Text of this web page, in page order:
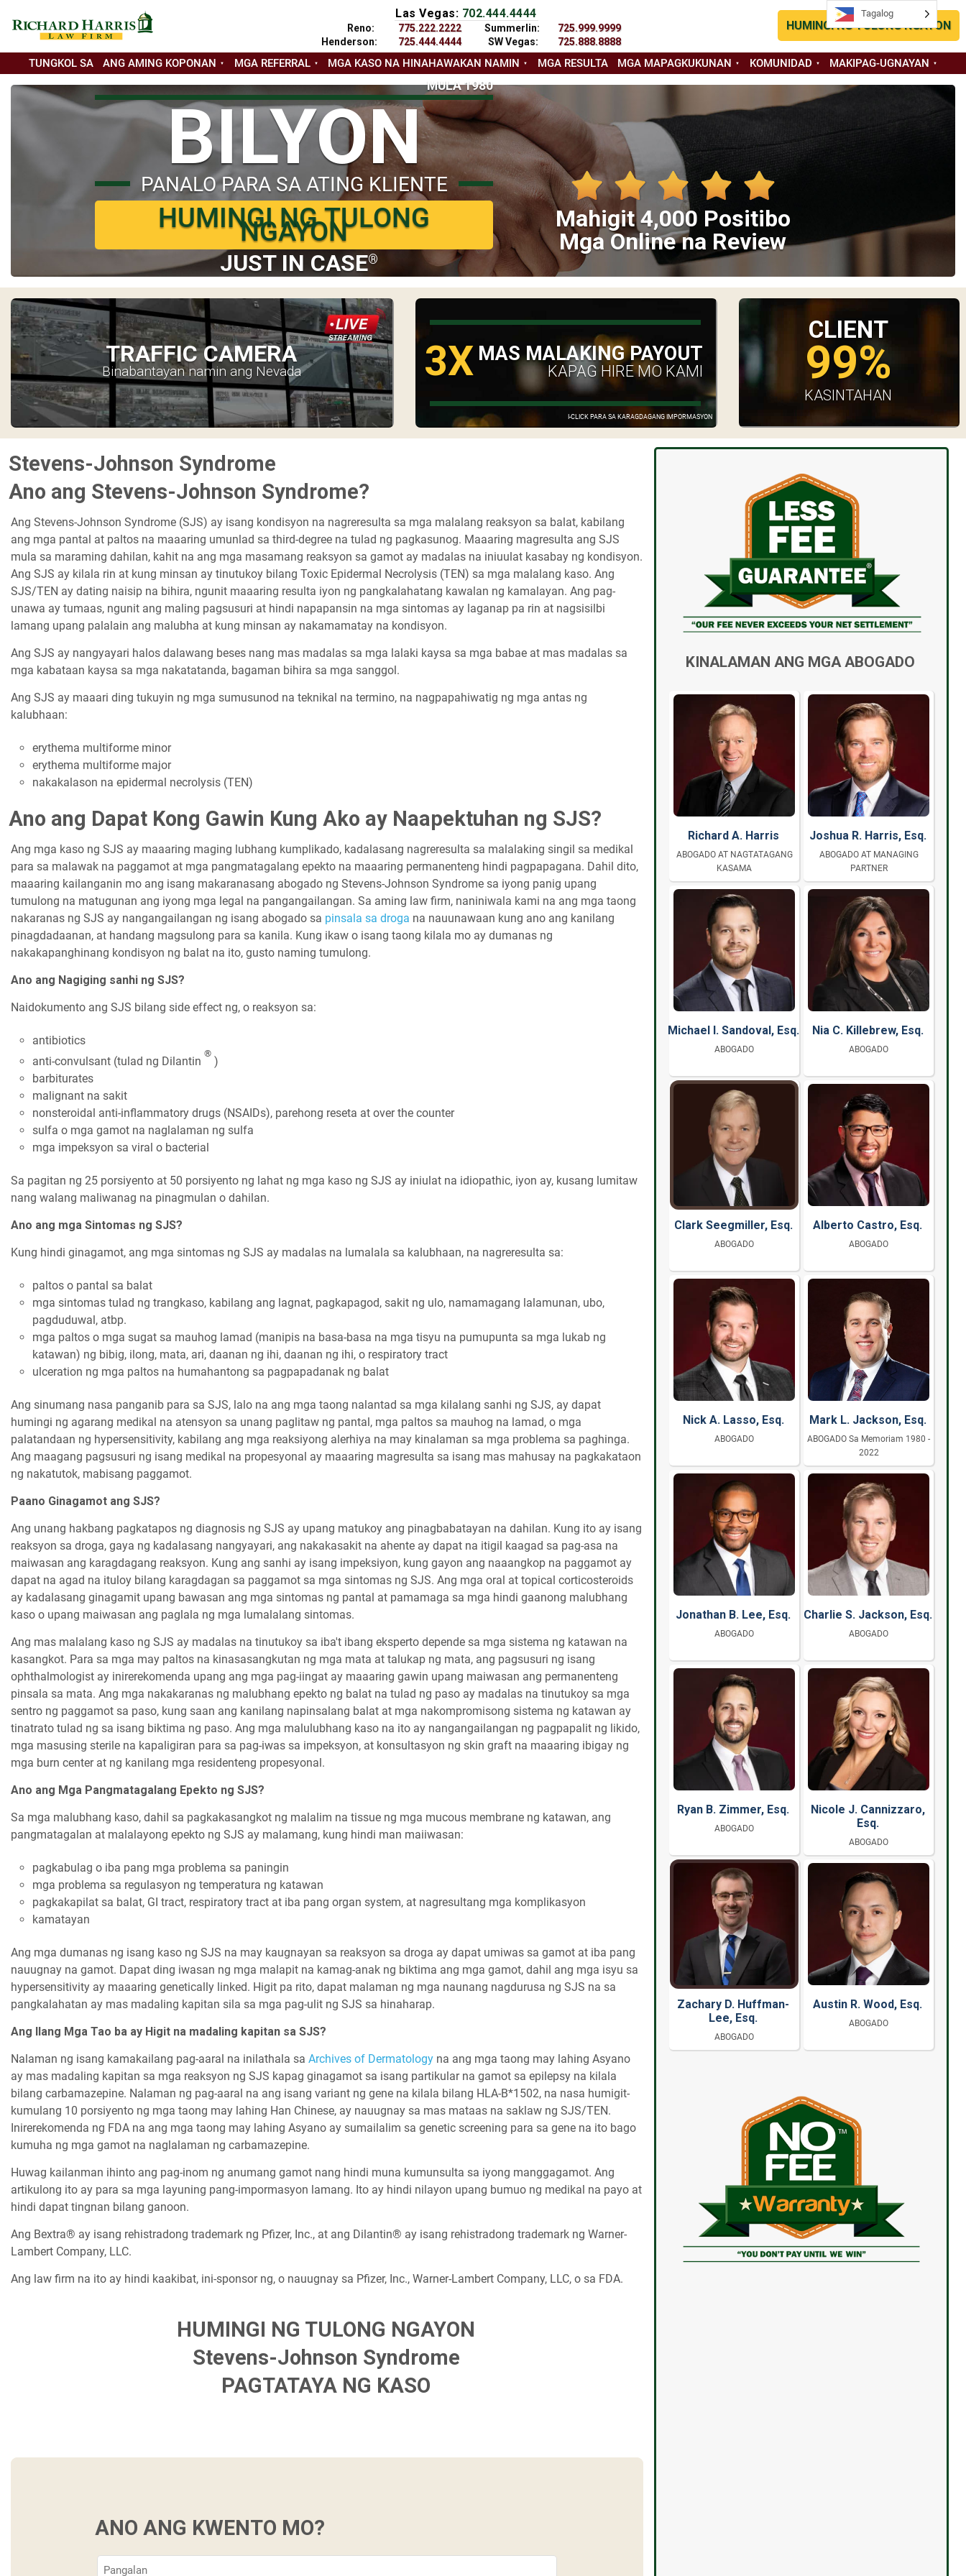
Las Vegas: 702.444.4444
Reno:
775.222.2222
Henderson:
725.444.4444
Summerlin:
725.999.9999
SW Vegas:
725.888.8888
HUMINGI NG TULONG NGAYON
TUNGKOL SA ANG AMING KOPONAN MGA REFERRAL MGA KASO NA HINAHAWAKAN NAMIN MGA RESULTA MGA MAPAGKUKUNAN KOMUNIDAD MAKIPAG-UGNAYAN
MULA 1980
BILYON
PANALO PARA SA ATING KLIENTE
HUMINGI NG TULONG
NGAYON
JUST IN CASE®
Mahigit 4,000 Positibo
Mga Online na Review
TRAFFIC CAMERA
Binabantayan namin ang Nevada
I-CLICK PARA SA KARAGDAGANG IMPORMASYON
3X MAS MALAKING PAYOUT
KAPAG HIRE MO KAMI
CLIENT
99%
KASINTAHAN
Stevens-Johnson Syndrome
Ano ang Stevens-Johnson Syndrome?
Ang Stevens-Johnson Syndrome (SJS) ay isang kondisyon na nagreresulta sa mga malalang reaksyon sa balat, kabilang
ang mga pantal at paltos na maaaring umunlad sa third-degree na tulad ng pagkasunog. Maaaring magresulta ang SJS
mula sa maraming dahilan, kahit na ang mga masamang reaksyon sa gamot ay madalas na iniuulat kasabay ng kondisyon.
Ang SJS ay kilala rin at kung minsan ay tinutukoy bilang Toxic Epidermal Necrolysis (TEN) sa mga malalang kaso. Ang
SJS/TEN ay dating naisip na bihira, ngunit maaaring resulta iyon ng pangkalahatang kawalan ng kamalayan. Ang pag-
unawa ay tumaas, ngunit ang maling pagsusuri at hindi napapansin na mga sintomas ay laganap pa rin at nagsisilbi
lamang upang palalain ang malubha at kung minsan ay nakamamatay na kondisyon.
Ang SJS ay nangyayari halos dalawang beses nang mas madalas sa mga lalaki kaysa sa mga babae at mas madalas sa
mga kabataan kaysa sa mga nakatatanda, bagaman bihira sa mga sanggol.
Ang SJS ay maaari ding tukuyin ng mga sumusunod na teknikal na termino, na nagpapahiwatig ng mga antas ng
kalubhaan:
erythema multiforme minor
erythema multiforme major
nakakalason na epidermal necrolysis (TEN)
Ano ang Dapat Kong Gawin Kung Ako ay Naapektuhan ng SJS?
Ang mga kaso ng SJS ay maaaring maging lubhang kumplikado, kadalasang nagreresulta sa malalaking singil sa medikal
para sa malawak na paggamot at mga pangmatagalang epekto na maaaring permanenteng hindi pagpapagana. Dahil dito,
maaaring kailanganin mo ang isang makaranasang abogado ng Stevens-Johnson Syndrome sa iyong panig upang
tumulong na matugunan ang iyong mga legal na pangangailangan. Sa aming law firm, naniniwala kami na ang mga taong
nakaranas ng SJS ay nangangailangan ng isang abogado sa pinsala sa droga na nauunawaan kung ano ang kanilang
pinagdadaanan, at handang magsulong para sa kanila. Kung ikaw o isang taong kilala mo ay dumanas ng
nakakapanghinang kondisyon ng balat na ito, gusto naming tumulong.
Ano ang Nagiging sanhi ng SJS?
Naidokumento ang SJS bilang side effect ng, o reaksyon sa:
antibiotics
anti-convulsant (tulad ng Dilantin
®
)
barbiturates
malignant na sakit
nonsteroidal anti-inflammatory drugs (NSAIDs), parehong reseta at over the counter
sulfa o mga gamot na naglalaman ng sulfa
mga impeksyon sa viral o bacterial
Sa pagitan ng 25 porsiyento at 50 porsiyento ng lahat ng mga kaso ng SJS ay iniulat na idiopathic, iyon ay, kusang lumitaw
nang walang maliwanag na pinagmulan o dahilan.
Ano ang mga Sintomas ng SJS?
Kung hindi ginagamot, ang mga sintomas ng SJS ay madalas na lumalala sa kalubhaan, na nagreresulta sa:
paltos o pantal sa balat
mga sintomas tulad ng trangkaso, kabilang ang lagnat, pagkapagod, sakit ng ulo, namamagang lalamunan, ubo,
pagduduwal, atbp.
mga paltos o mga sugat sa mauhog lamad (manipis na basa-basa na mga tisyu na pumupunta sa mga lukab ng
katawan) ng bibig, ilong, mata, ari, daanan ng ihi, daanan ng ihi, o respiratory tract
ulceration ng mga paltos na humahantong sa pagpapadanak ng balat
Ang sinumang nasa panganib para sa SJS, lalo na ang mga taong nalantad sa mga kilalang sanhi ng SJS, ay dapat
humingi ng agarang medikal na atensyon sa unang paglitaw ng pantal, mga paltos sa mauhog na lamad, o mga
palatandaan ng hypersensitivity, kabilang ang mga reaksiyong alerhiya na may kinalaman sa mga problema sa paghinga.
Ang maagang pagsusuri ng isang medikal na propesyonal ay maaaring magresulta sa isang mas mahusay na pagkakataon
ng nakatutok, mabisang paggamot.
Paano Ginagamot ang SJS?
Ang unang hakbang pagkatapos ng diagnosis ng SJS ay upang matukoy ang pinagbabatayan na dahilan. Kung ito ay isang
reaksyon sa droga, gaya ng kadalasang nangyayari, ang nakakasakit na ahente ay dapat na itigil kaagad sa pag-asa na
maiwasan ang karagdagang reaksyon. Kung ang sanhi ay isang impeksiyon, kung gayon ang naaangkop na paggamot ay
dapat na agad na ituloy bilang karagdagan sa paggamot sa mga sintomas ng SJS. Ang mga oral at topical corticosteroids
ay kadalasang ginagamit upang bawasan ang mga sintomas ng pantal at pamamaga sa mga hindi gaanong malubhang
kaso o upang maiwasan ang paglala ng mga lumalalang sintomas.
Ang mas malalang kaso ng SJS ay madalas na tinutukoy sa iba't ibang eksperto depende sa mga sistema ng katawan na
kasangkot. Para sa mga may paltos na kinasasangkutan ng mga mata at talukap ng mata, ang pagsusuri ng isang
ophthalmologist ay inirerekomenda upang ang mga pag-iingat ay maaaring gawin upang maiwasan ang permanenteng
pinsala sa mata. Ang mga nakakaranas ng malubhang epekto ng balat na tulad ng paso ay madalas na tinutukoy sa mga
sentro ng paggamot sa paso, kung saan ang kanilang napinsalang balat at mga nakompromisong sistema ng katawan ay
tinatrato tulad ng sa isang biktima ng paso. Ang mga malulubhang kaso na ito ay nangangailangan ng pagpapalit ng likido,
mga masusing sterile na kapaligiran para sa pag-iwas sa impeksyon, at konsultasyon ng skin graft na maaaring ibigay ng
mga burn center at ng kanilang mga residenteng propesyonal.
Ano ang Mga Pangmatagalang Epekto ng SJS?
Sa mga malubhang kaso, dahil sa pagkakasangkot ng malalim na tissue ng mga mucous membrane ng katawan, ang
pangmatagalan at malalayong epekto ng SJS ay malamang, kung hindi man maiiwasan:
pagkabulag o iba pang mga problema sa paningin
mga problema sa regulasyon ng temperatura ng katawan
pagkakapilat sa balat, GI tract, respiratory tract at iba pang organ system, at nagresultang mga komplikasyon
kamatayan
Ang mga dumanas ng isang kaso ng SJS na may kaugnayan sa reaksyon sa droga ay dapat umiwas sa gamot at iba pang
nauugnay na gamot. Dapat ding iwasan ng mga malapit na kamag-anak ng biktima ang mga gamot, dahil ang mga isyu sa
hypersensitivity ay maaaring genetically linked. Higit pa rito, dapat malaman ng mga naunang nagdurusa ng SJS na sa
pangkalahatan ay mas madaling kapitan sila sa mga pag-ulit ng SJS sa hinaharap.
Ang Ilang Mga Tao ba ay Higit na madaling kapitan sa SJS?
Nalaman ng isang kamakailang pag-aaral na inilathala sa Archives of Dermatology na ang mga taong may lahing Asyano
ay mas madaling kapitan sa mga reaksyon ng SJS kapag ginagamot sa isang partikular na gamot sa epilepsy na kilala
bilang carbamazepine. Nalaman ng pag-aaral na ang isang variant ng gene na kilala bilang HLA-B*1502, na nasa humigit-
kumulang 10 porsiyento ng mga taong may lahing Han Chinese, ay nauugnay sa mas mataas na saklaw ng SJS/TEN.
Inirerekomenda ng FDA na ang mga taong may lahing Asyano ay sumailalim sa genetic screening para sa gene na ito bago
kumuha ng mga gamot na naglalaman ng carbamazepine.
Huwag kailanman ihinto ang pag-inom ng anumang gamot nang hindi muna kumunsulta sa iyong manggagamot. Ang
artikulong ito ay para sa mga layuning pang-impormasyon lamang. Ito ay hindi nilayon upang bumuo ng medikal na payo at
hindi dapat tingnan bilang ganoon.
Ang Bextra® ay isang rehistradong trademark ng Pfizer, Inc., at ang Dilantin® ay isang rehistradong trademark ng Warner-
Lambert Company, LLC.
Ang law firm na ito ay hindi kaakibat, ini-sponsor ng, o nauugnay sa Pfizer, Inc., Warner-Lambert Company, LLC, o sa FDA.
HUMINGI NG TULONG NGAYON
Stevens-Johnson Syndrome
PAGTATAYA NG KASO
ANO ANG KWENTO MO?
Pangalan
KINALAMAN ANG MGA ABOGADO
Richard A. Harris
ABOGADO AT NAGTATAGANG
KASAMA
Joshua R. Harris, Esq.
ABOGADO AT MANAGING
PARTNER
Michael I. Sandoval, Esq.
ABOGADO
Nia C. Killebrew, Esq.
ABOGADO
Clark Seegmiller, Esq.
ABOGADO
Alberto Castro, Esq.
ABOGADO
Nick A. Lasso, Esq.
ABOGADO
Mark L. Jackson, Esq.
ABOGADO Sa Memoriam 1980 -
2022
Jonathan B. Lee, Esq.
ABOGADO
Charlie S. Jackson, Esq.
ABOGADO
Ryan B. Zimmer, Esq.
ABOGADO
Nicole J. Cannizzaro,
Esq.
ABOGADO
Zachary D. Huffman-
Lee, Esq.
ABOGADO
Austin R. Wood, Esq.
ABOGADO
Tagalog